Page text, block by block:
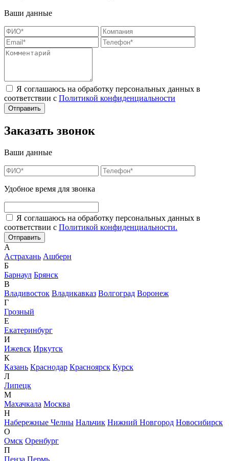
Ваши данные
Я соглашаюсь на обработку персональных данных в
соответствии с Политикой конфиденциальности
Заказать звонок
Ваши данные
Удобное время для звонка
Я соглашаюсь на обработку персональных данных в
соответствии с Политикой конфиденциальности.
А
Астрахань Ашберн
Б
Барнаул Брянск
В
Владивосток Владикавказ Волгоград Воронеж
Г
Грозный
Е
Екатеринбург
И
Ижевск Иркутск
К
Казань Краснодар Красноярск Курск
Л
Липецк
М
Махачкала Москва
Н
Набережные Челны Нальчик Нижний Новгород Новосибирск
О
Омск Оренбург
П